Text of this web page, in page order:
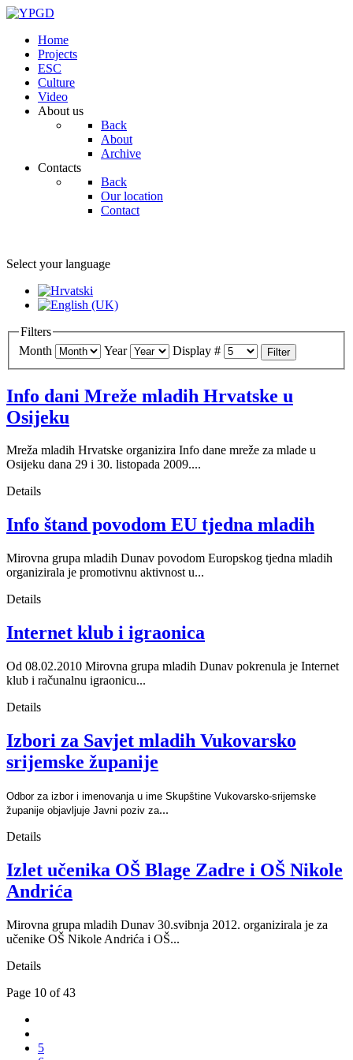
Home
Projects
ESC
Culture
Video
About us
Back
About
Archive
Contacts
Back
Our location
Contact
Select your language
Filters
Month
Year Display # Filter
Info dani Mreže mladih Hrvatske u
Osijeku
Mreža mladih Hrvatske organizira Info dane mreže za mlade u
Osijeku dana 29 i 30. listopada 2009....
Details
Info štand povodom EU tjedna mladih
Mirovna grupa mladih Dunav povodom Europskog tjedna mladih
organizirala je promotivnu aktivnost u...
Details
Internet klub i igraonica
Od 08.02.2010 Mirovna grupa mladih Dunav pokrenula je Internet
klub i računalnu igraonicu...
Details
Izbori za Savjet mladih Vukovarsko
srijemske županije
Odbor za izbor i imenovanja u ime Skupštine Vukovarsko-srijemske
županije objavljuje Javni poziv za...
Details
Izlet učenika OŠ Blage Zadre i OŠ Nikole
Andrića
Mirovna grupa mladih Dunav 30.svibnja 2012. organizirala je za
učenike OŠ Nikole Andrića i OŠ...
Details
Page 10 of 43
5